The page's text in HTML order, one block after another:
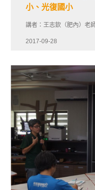
小、光復國小
講者：王志欽（肥內）老
2017-09-28